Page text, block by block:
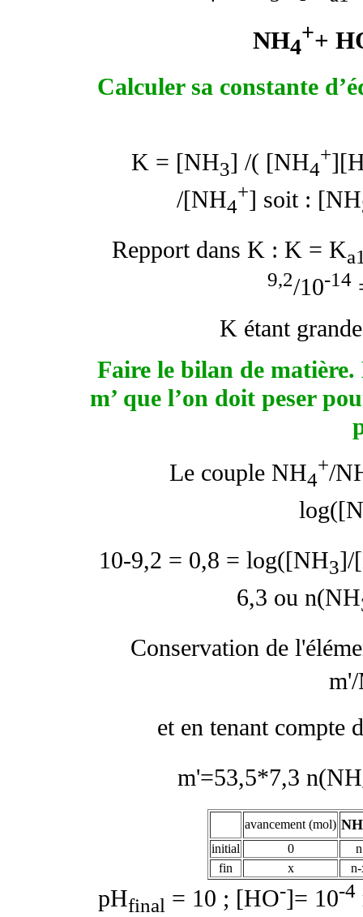
NH4
++
Calculer sa constante
K = [NH3] /( [NH4
+
/[NH4
+] soit : [NH
Repport dans K : K = K
9,2/10-14
K étant
Faire le bilan de
m’ que l’on doit peser
Le couple NH4
+/
10-9,2 = 0,8 = log([NH3]/
6,3 ou n(NH
Conservation de
et en tenant compte
m'=53,5*7,3 n(NH
avancement (mol) NH
initial 0
n
fin
x
pHfinal = 10 ; [HO-]= 10-4